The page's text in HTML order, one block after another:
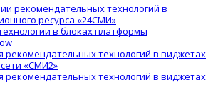
рекомендательных технологий в
ресурса «24СМИ»
в блоках платформы
технологий в виджетах
«СМИ2»
технологий в виджетах